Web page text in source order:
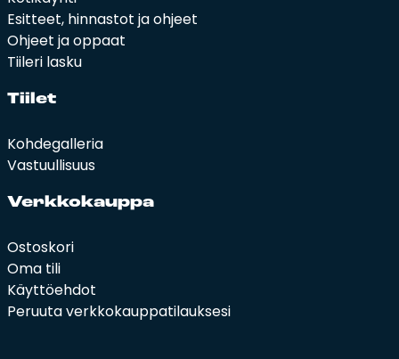
Esitteet, hinnastot ja ohjeet
Ohjeet ja oppaat
Tiileri lasku
Tii­let
Kohdegalleria
Vastuullisuus
Verk­ko­kaup­pa
Ostoskori
Oma tili
Käyttöehdot
Peruuta verkkokauppatilauksesi